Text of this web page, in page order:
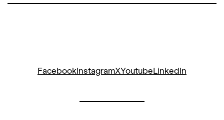
FacebookInstagramXYoutubeLinkedIn